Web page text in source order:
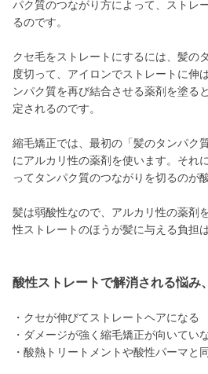
パク質のつながり方によって、ストレ
るのです。
クセ毛をストレートにするには、髪の
度切って、アイロンでストレートに伸
ンパク質を再び結合させる薬剤を塗る
定されるのです。
縮毛矯正では、最初の「髪のタンパク
にアルカリ性の薬剤を使います。それ
ってタンパク質のつながりを切るのが
髪は弱酸性なので、アルカリ性の薬剤
性ストレートのほうが髪に与える負担
酸性ストレートで解消される悩み
・クセが伸びてストレートヘアになる
・ダメージが強く縮毛矯正が向いてい
・酸熱トリートメントや酸性パーマと